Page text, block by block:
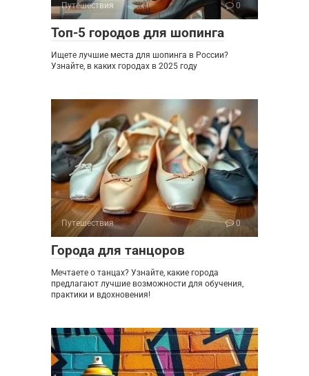
Путешествия 0
Топ-5 городов для шопинга
Ищете лучшие места для шопинга в России?
Узнайте, в каких городах в 2025 году
Путешествия 0
Города для танцоров
Мечтаете о танцах? Узнайте, какие города
предлагают лучшие возможности для обучения,
практики и вдохновения!